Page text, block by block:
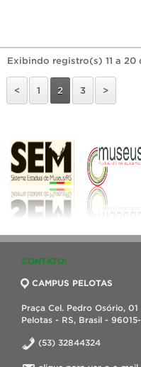
Exibindo registro(s) 11 a 20
< 1 2 3 >
CONTATO:
CAMPUS PELOTAS
Praça Cel. Pedro Osório,
Pelotas - RS, Brasil -
(53) 32844324